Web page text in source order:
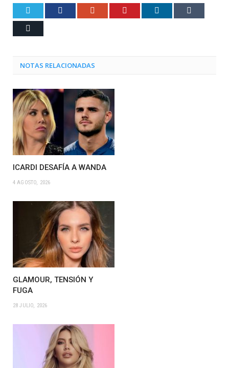
Facebook Google+ LinkedIn
NOTAS RELACIONADAS
ICARDI DESAFÍA A WANDA
4 AGOSTO, 2026
GLAMOUR, TENSIÓN Y
FUGA
28 JULIO, 2026